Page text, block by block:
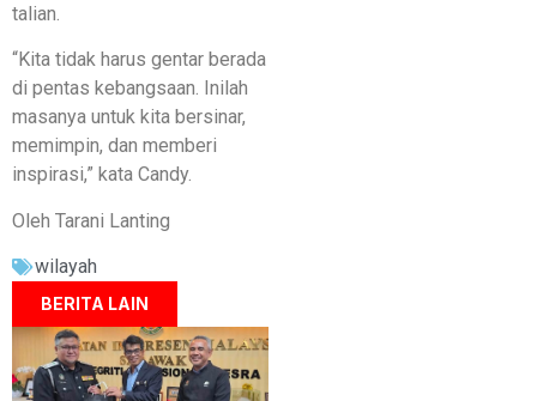
talian.
“Kita tidak harus gentar berada
di pentas kebangsaan. Inilah
masanya untuk kita bersinar,
memimpin, dan memberi
inspirasi,” kata Candy.
Oleh Tarani Lanting
wilayah
BERITA LAIN